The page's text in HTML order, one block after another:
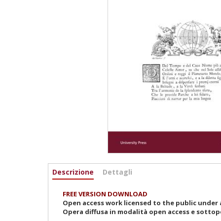
Informazioni
Descrizione (scheda
Dettagli
FREE VERSION DOWNLOAD
Open access work licensed to the public under
Opera diffusa in modalità open access e